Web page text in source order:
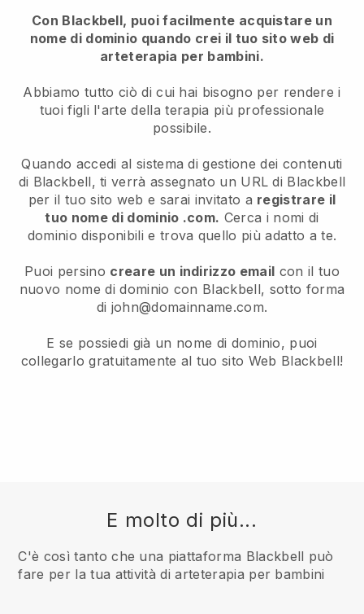
Con Blackbell, puoi facilmente acquistare un
nome di dominio quando crei il tuo sito web di
arteterapia per bambini.
Abbiamo tutto ciò di cui hai bisogno per rendere i
tuoi figli l'arte della terapia più professionale
possibile.
Quando accedi al sistema di gestione dei contenuti
di Blackbell, ti verrà assegnato un URL di Blackbell
per il tuo sito web e sarai invitato a registrare il
tuo nome di dominio .com. Cerca i nomi di
dominio disponibili e trova quello più adatto a te.
Puoi persino creare un indirizzo email con il tuo
nuovo nome di dominio con Blackbell, sotto forma
di john@domainname.com.
E se possiedi già un nome di dominio, puoi
collegarlo gratuitamente al tuo sito Web Blackbell!
E molto di più...
C'è così tanto che una piattaforma Blackbell può
fare per la tua attività di arteterapia per bambini